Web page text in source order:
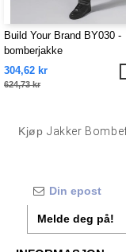
Build Your Brand BY030 -
bomberjakke
304,62 kr
624,73 kr
KjøpJakker
Melde deg på!